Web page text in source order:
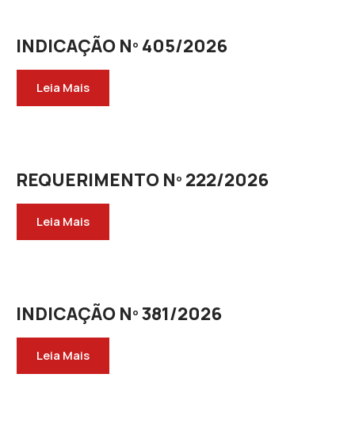
INDICAÇÃO Nº 405/2026
Leia Mais
REQUERIMENTO Nº 222/2026
Leia Mais
INDICAÇÃO Nº 381/2026
Leia Mais